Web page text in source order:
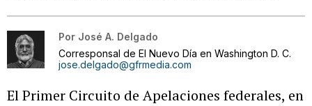
Por José A. Delgado
Corresponsal de El Nuevo Día en Washington D. C.
jose.delgado@gfrmedia.com
El Primer Circuito de Apelaciones federales, en